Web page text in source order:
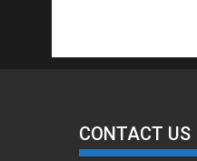
CONTACT US